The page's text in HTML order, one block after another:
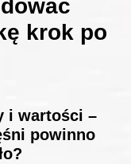
krok po
i wartości –
powinno